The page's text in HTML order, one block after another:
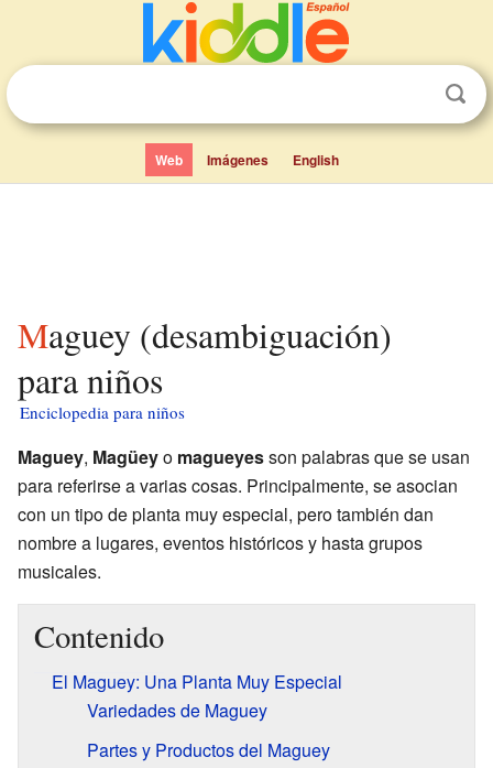
Web Imágenes English
Maguey (desambiguación)
para niños
Enciclopedia para niños
Maguey, Magüeyo magueyesson palabras que se usan
para referirse a varias cosas. Principalmente, se asocian
con un tipo de planta muy especial, pero también dan
nombre a lugares, eventos históricos y hasta grupos
musicales.
Contenido
El Maguey: Una Planta Muy Especial
Variedades de Maguey
Partes y Productos del Maguey